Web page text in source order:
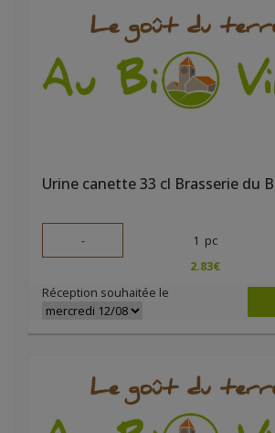
Urine canette 33 cl Brasserie du
- 1 pc
2.83€
Réception souhaitée le